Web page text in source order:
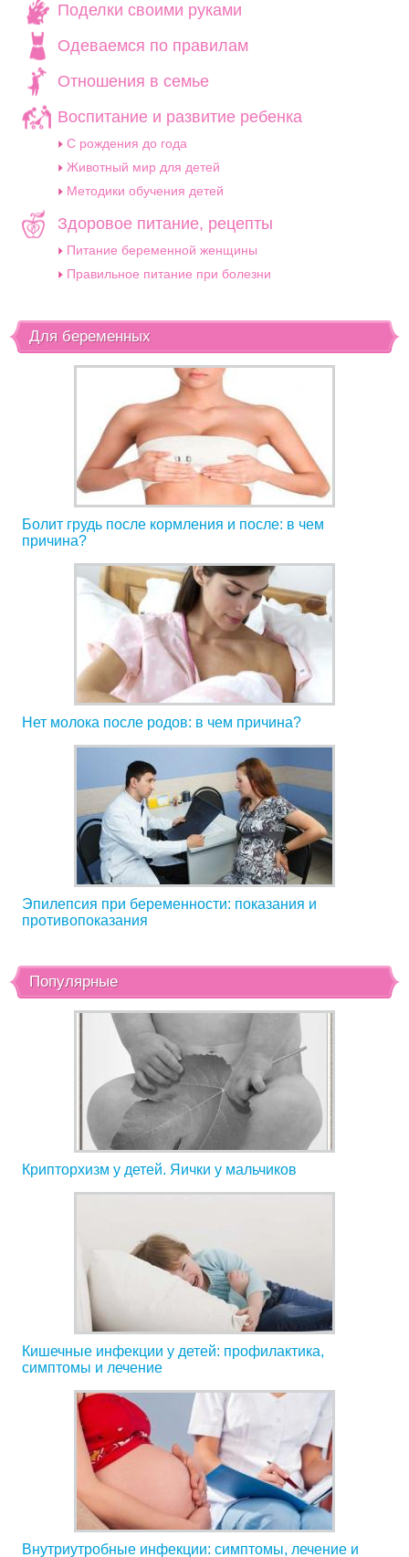
Поделки своими руками
Одеваемся по правилам
Отношения в семье
Воспитание и развитие ребенка
C рождения до года
Животный мир для детей
Методики обучения детей
Здоровое питание, рецепты
Питание беременной женщины
Правильное питание при болезни
Для беременных
Болит грудь после кормления и после: в чем
причина?
Нет молока после родов: в чем причина?
Эпилепсия при беременности: показания и
противопоказания
Популярные
Крипторхизм у детей. Яички у мальчиков
Кишечные инфекции у детей: профилактика,
симптомы и лечение
Внутриутробные инфекции: симптомы, лечение и